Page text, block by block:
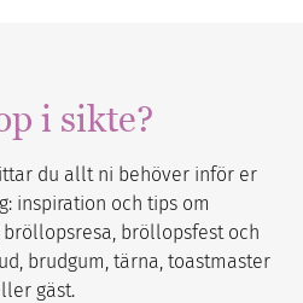
i sikte?
du allt ni behöver inför er
inspiration och tips om
bröllopsfest och
brudgum, tärna, toastmaster
gäst.